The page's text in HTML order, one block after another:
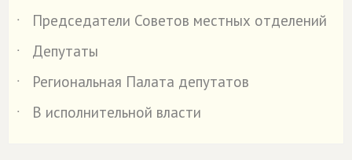
˙
Председатели Советов местных отделений
˙
Депутаты
˙
Региональная Палата депутатов
˙
В исполнительной власти